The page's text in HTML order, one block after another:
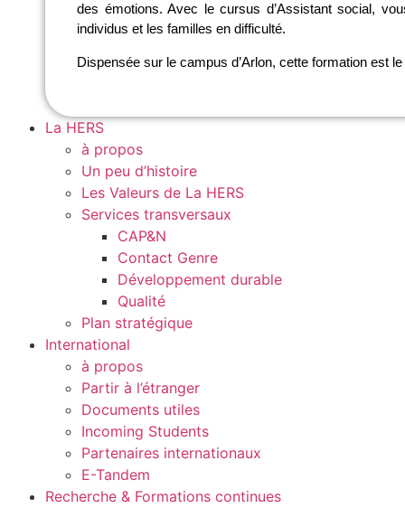
des émotions. Avec le cursus d’Assistant social,
individus et les familles en difficulté.
Dispensée sur le campus d’Arlon, cette formation est
La HERS
à propos
Un peu d’histoire
Les Valeurs de La HERS
Services transversaux
CAP&N
Contact Genre
Développement durable
Qualité
Plan stratégique
International
à propos
Partir à l’étranger
Documents utiles
Incoming Students
Partenaires internationaux
E-Tandem
Recherche & Formations continues